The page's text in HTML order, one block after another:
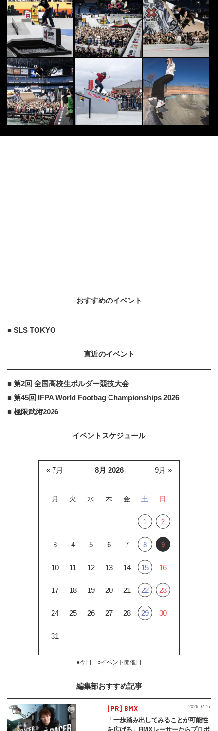
おすすめのイベント
■ SLS TOKYO
直近のイベント
■ 第2回 全国高校生ボルダー競技大会
■ 第45回 IFPA World Footbag Championships 2026
■ 極限武術2026
イベントスケジュール
8月 2026
月 火 水 木 金 土 日
1 2
3 4 5 6 7 8 9
10 11 12 13 14 15 16
17 18 19 20 21 22 23
24 25 26 27 28 29 30
31
« 7月 9月 »
●今日 ○イベント開催日
編集部おすすめ記事
[PR] BMX
「一歩踏み出してみることが可能性
を広げる」BMXレーサーからプロボ
2026.07.17